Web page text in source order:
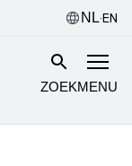
NL·EN
ZOEKMENU